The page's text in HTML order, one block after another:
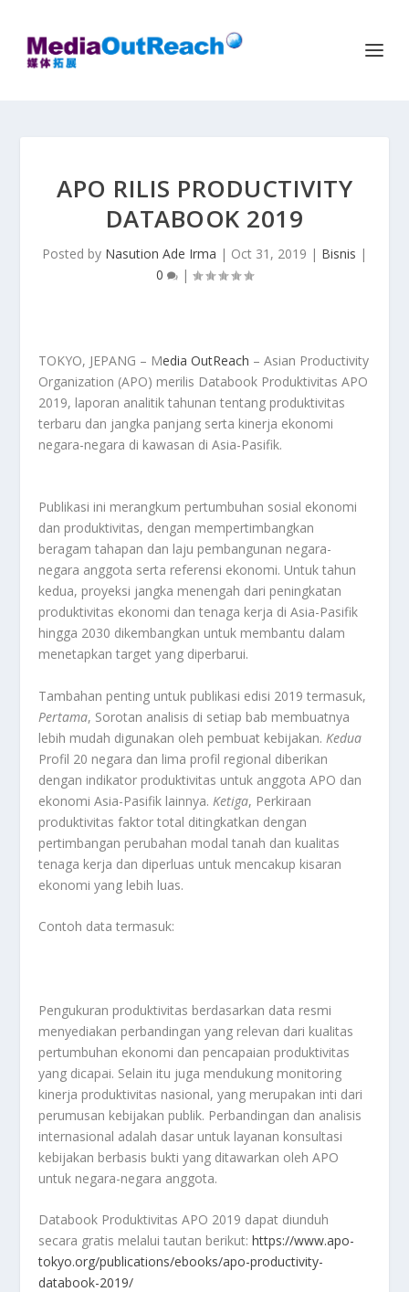
APO RILIS PRODUCTIVITY
DATABOOK 2019
Posted by Nasution Ade Irma | Oct 31, 2019 | Bisnis |
0
|
TOKYO, JEPANG – Media OutReach – Asian Productivity
Organization (APO) merilis Databook Produktivitas APO
2019, laporan analitik tahunan tentang produktivitas
terbaru dan jangka panjang serta kinerja ekonomi
negara-negara di kawasan di Asia-Pasifik.
Publikasi ini merangkum pertumbuhan sosial ekonomi
dan produktivitas, dengan mempertimbangkan
beragam tahapan dan laju pembangunan negara-
negara anggota serta referensi ekonomi. Untuk tahun
kedua, proyeksi jangka menengah dari peningkatan
produktivitas ekonomi dan tenaga kerja di Asia-Pasifik
hingga 2030 dikembangkan untuk membantu dalam
menetapkan target yang diperbarui.
Tambahan penting untuk publikasi edisi 2019 termasuk,
Pertama, Sorotan analisis di setiap bab membuatnya
lebih mudah digunakan oleh pembuat kebijakan. Kedua
Profil 20 negara dan lima profil regional diberikan
dengan indikator produktivitas untuk anggota APO dan
ekonomi Asia-Pasifik lainnya. Ketiga, Perkiraan
produktivitas faktor total ditingkatkan dengan
pertimbangan perubahan modal tanah dan kualitas
tenaga kerja dan diperluas untuk mencakup kisaran
ekonomi yang lebih luas.
Contoh data termasuk:
Pengukuran produktivitas berdasarkan data resmi
menyediakan perbandingan yang relevan dari kualitas
pertumbuhan ekonomi dan pencapaian produktivitas
yang dicapai. Selain itu juga mendukung monitoring
kinerja produktivitas nasional, yang merupakan inti dari
perumusan kebijakan publik. Perbandingan dan analisis
internasional adalah dasar untuk layanan konsultasi
kebijakan berbasis bukti yang ditawarkan oleh APO
untuk negara-negara anggota.
Databook Produktivitas APO 2019 dapat diunduh
secara gratis melalui tautan berikut:https://www.apo-
tokyo.org/publications/ebooks/apo-productivity-
databook-2019/